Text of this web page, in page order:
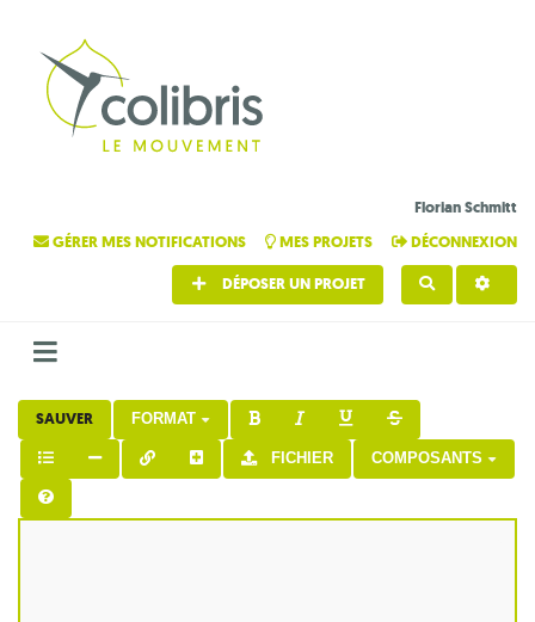
Florian Schmitt
GÉRER MES NOTIFICATIONS
MES PROJETS DÉCONNEXION
DÉPOSER UN PROJET
SAUVER FORMAT
FICHIER COMPOSANTS